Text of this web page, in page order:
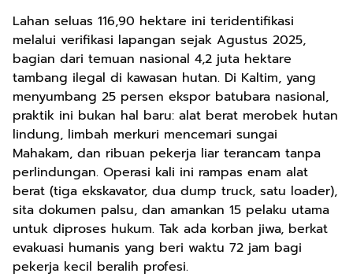
Lahan seluas 116,90 hektare ini teridentifikasi
melalui verifikasi lapangan sejak Agustus 2025,
bagian dari temuan nasional 4,2 juta hektare
tambang ilegal di kawasan hutan. Di Kaltim, yang
menyumbang 25 persen ekspor batubara nasional,
praktik ini bukan hal baru: alat berat merobek hutan
lindung, limbah merkuri mencemari sungai
Mahakam, dan ribuan pekerja liar terancam tanpa
perlindungan. Operasi kali ini rampas enam alat
berat (tiga ekskavator, dua dump truck, satu loader),
sita dokumen palsu, dan amankan 15 pelaku utama
untuk diproses hukum. Tak ada korban jiwa, berkat
evakuasi humanis yang beri waktu 72 jam bagi
pekerja kecil beralih profesi.